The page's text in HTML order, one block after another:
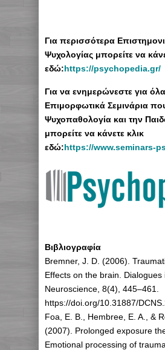
Για περισσότερα
Ψυχολογίας μπορείτε να
εδώ:https://psychopedia.gr/
Για να ενημερώνεστε για
Επιμορφωτικά Σεμινάρια
Ψυχοπαθολογία και την
μπορείτε να κάνετε κλικ
εδώ:https://www.seminars-
Βιβλιογραφία
Bremner, J. D. (2006).
Effects on the brain. Dialogues
Neuroscience, 8(4), 445–461.
https://doi.org/10.31887/
Foa, E. B., Hembree, E. A., &
(2007). Prolonged exposure
Emotional processing of